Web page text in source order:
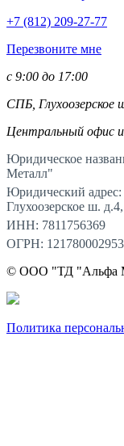
+7 (812) 209-27-77
Перезвоните мне
с 9:00 до 17:00
СПБ, Глухоозерское
Центральный офис и
Юридическое
Металл"
Юридический адрес:
Глухоозерское ш.
ИНН: 7811756369
ОГРН:
© ООО "ТД "Альфа
Политика